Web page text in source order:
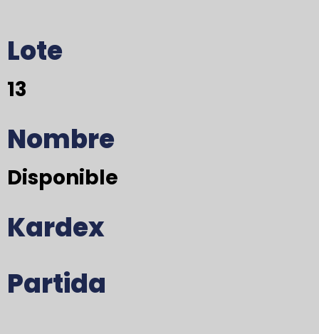
Lote
13
Nombre
Disponible
Kardex
Partida